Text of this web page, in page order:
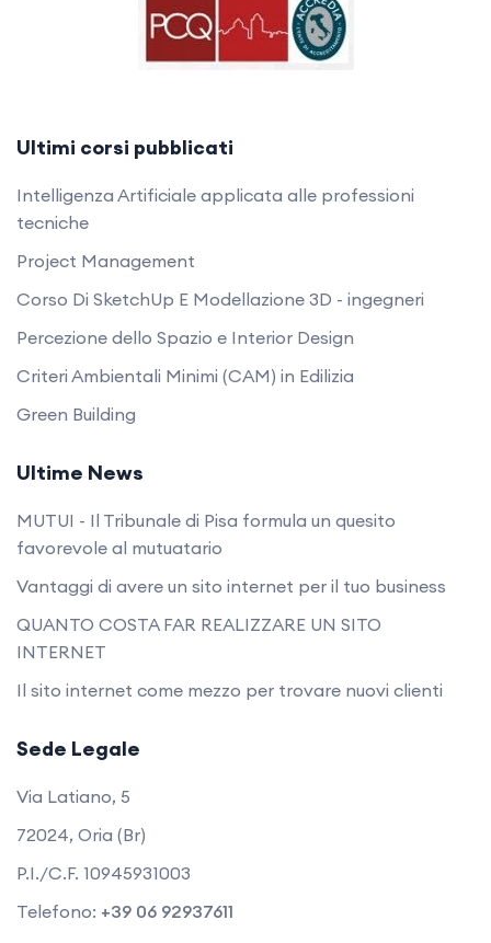
Ultimi corsi pubblicati
Intelligenza Artificiale applicata alle professioni
tecniche
Project Management
Corso Di SketchUp E Modellazione 3D - ingegneri
Percezione dello Spazio e Interior Design
Criteri Ambientali Minimi (CAM) in Edilizia
Green Building
Ultime News
MUTUI - Il Tribunale di Pisa formula un quesito
favorevole al mutuatario
Vantaggi di avere un sito internet per il tuo business
QUANTO COSTA FAR REALIZZARE UN SITO
INTERNET
Il sito internet come mezzo per trovare nuovi clienti
Sede Legale
Via Latiano, 5
72024, Oria (Br)
P.I./C.F. 10945931003
Telefono: +39 06 92937611